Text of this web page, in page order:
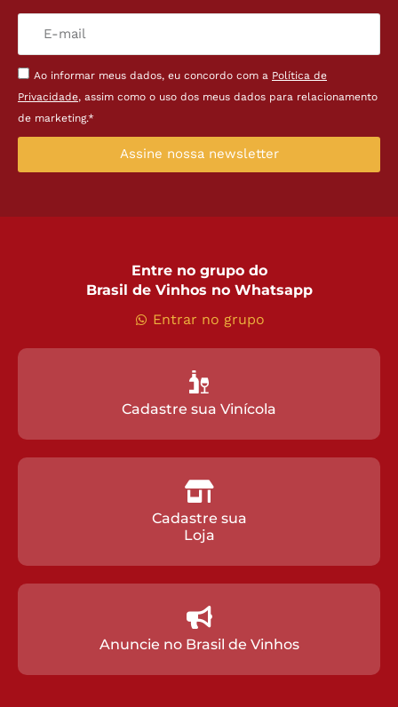
Ao informar meus dados, eu concordo com a Política de
Privacidade, assim como o uso dos meus dados para relacionamento
de marketing.*
Assine nossa newsletter
Entre no grupo do
Brasil de Vinhos no Whatsapp
Entrar no grupo
Cadastre sua Vinícola
Cadastre sua
Loja
Anuncie no Brasil de Vinhos